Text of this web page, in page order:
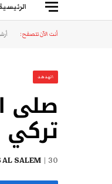
أنت الآن تتصفح:
الهدهد
صلى
AL SALEM 30 أبريل، 2024